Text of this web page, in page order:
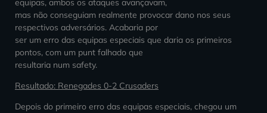
mas não conseguiam realmente provocar dano nos seus
respectivos adversários. Acabaria por
ser um erro das equipas especiais que daria os primeiros
pontos, com um punt falhado que
resultaria num safety.
Resultado: Renegades 0-2 Crusaders
Depois do primeiro erro das equipas especiais, chegou um